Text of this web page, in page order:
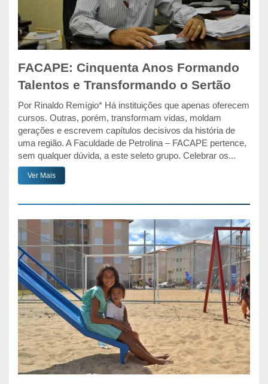
FACAPE: Cinquenta Anos Formando
Talentos e Transformando o Sertão
Por Rinaldo Remígio* Há instituições que apenas oferecem
cursos. Outras, porém, transformam vidas, moldam
gerações e escrevem capítulos decisivos da história de
uma região. A Faculdade de Petrolina – FACAPE pertence,
sem qualquer dúvida, a este seleto grupo. Celebrar os...
Ver Mais